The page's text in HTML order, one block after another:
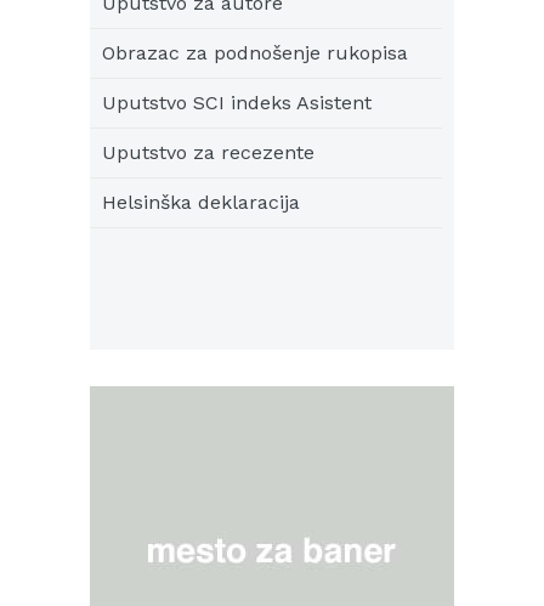
Obrazac za podnošenje rukopisa
Uputstvo SCI indeks Asistent
Uputstvo za recezente
Helsinška deklaracija